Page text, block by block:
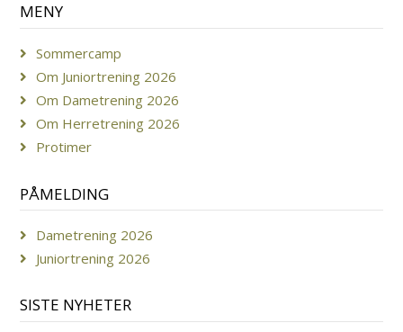
MENY
Sommercamp
Om Juniortrening 2026
Om Dametrening 2026
Om Herretrening 2026
Protimer
PÅMELDING
Dametrening 2026
Juniortrening 2026
SISTE NYHETER